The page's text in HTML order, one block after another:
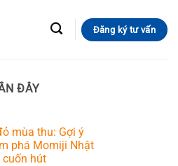
Đăng ký tư vấn
ĐÂY
mùa thu: Gợi ý
phá Momiji Nhật
cuốn hút